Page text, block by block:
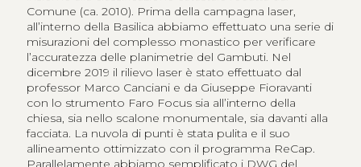
Comune (ca. 2010). Prima della campagna laser,
all’interno della Basilica abbiamo effettuato una serie di
misurazioni del complesso monastico per verificare
l’accuratezza delle planimetrie del Gambuti. Nel
dicembre 2019 il rilievo laser è stato effettuato dal
professor Marco Canciani e da Giuseppe Fioravanti
con lo strumento Faro Focus sia all’interno della
chiesa, sia nello scalone monumentale, sia davanti alla
facciata. La nuvola di punti è stata pulita e il suo
allineamento ottimizzato con il programma ReCap.
Parallelamente abbiamo semplificato i DWG del